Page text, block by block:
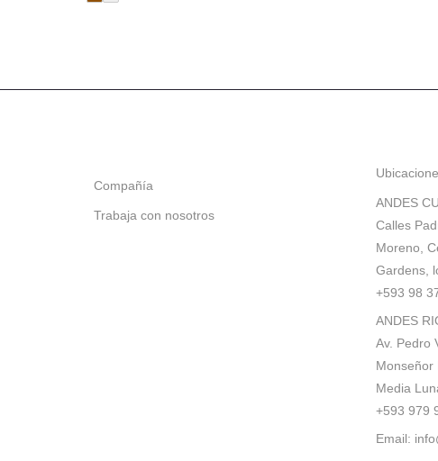
Compañía
Trabaja con nosotros
ANDES
Calles
Moreno,
Gardens,
+593 98
ANDES
Av. Pedro
Monseñor
Media
+593 979
Email: